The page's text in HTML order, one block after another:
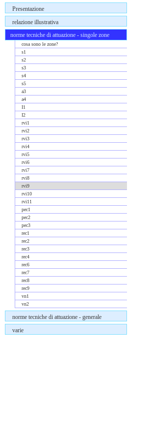
Presentazione
relazione illustrativa
norme tecniche di attuazione - singole zone
cosa sono le zone?
s1
s2
s3
s4
s5
a3
a4
I1
I2
rvi1
rvi2
rvi3
rvi4
rvi5
rvi6
rvi7
rvi8
rvi9
rvi10
rvi11
pec1
pec2
pec3
rec1
rec2
rec3
rec4
rec6
rec7
rec8
rec9
vn1
vn2
norme tecniche di attuazione - generale
varie